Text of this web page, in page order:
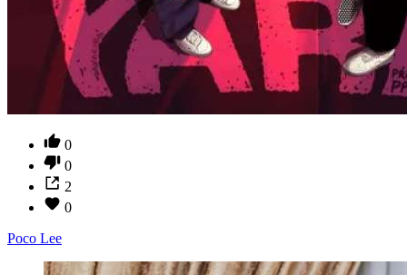
0
0
2
0
Poco Lee